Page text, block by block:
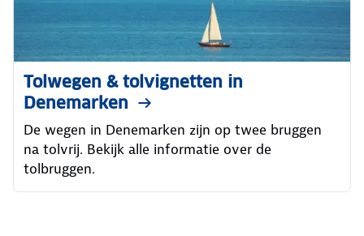
Tolwegen & tolvignetten in
Denemarken
De wegen in Denemarken zijn op twee bruggen
na tolvrij. Bekijk alle informatie over de
tolbruggen.